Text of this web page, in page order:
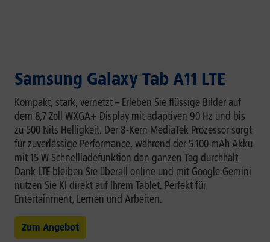
Samsung Galaxy Tab A11 LTE
Kompakt, stark, vernetzt – Erleben Sie flüssige Bilder auf
dem 8,7 Zoll WXGA+ Display mit adaptiven 90 Hz und bis
zu 500 Nits Helligkeit. Der 8-Kern MediaTek Prozessor sorgt
für zuverlässige Performance, während der 5.100 mAh Akku
mit 15 W Schnellladefunktion den ganzen Tag durchhält.
Dank LTE bleiben Sie überall online und mit Google Gemini
nutzen Sie KI direkt auf Ihrem Tablet. Perfekt für
Entertainment, Lernen und Arbeiten.
Zum Angebot